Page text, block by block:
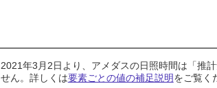
2021年3月2日より、アメダスの日照時間は「推
せん。詳しくは要素ごとの値の補足説明をご覧く